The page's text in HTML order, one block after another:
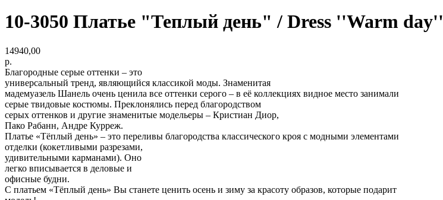
10-3050 Платье "Теплый день" / Dress ''Warm day''
14940,00
р.
Благородные серые оттенки – это
универсальный тренд, являющийся классикой моды. Знаменитая
мадемуазель Шанель очень ценила все оттенки серого – в её коллекциях видное место занимали
серые твидовые костюмы. Преклонялись перед благородством
серых оттенков и другие знаменитые модельеры – Кристиан Диор,
Пако Рабанн, Андре Курреж.
Платье «Тёплый день» – это переливы благородства классического кроя с модными элементами
отделки (кокетливыми разрезами,
удивительными карманами). Оно
легко вписывается в деловые и
офисные будни.
С платьем «Тёплый день» Вы станете ценить осень и зиму за красоту образов, которые подарит